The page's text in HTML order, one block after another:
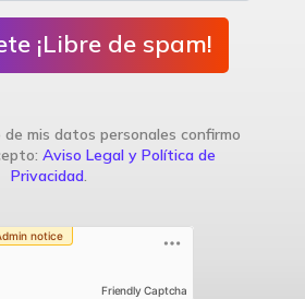
¡Libre de spam!
mis datos personales confirmo
Aviso Legal y Política de
Privacidad.
Friendly Captcha